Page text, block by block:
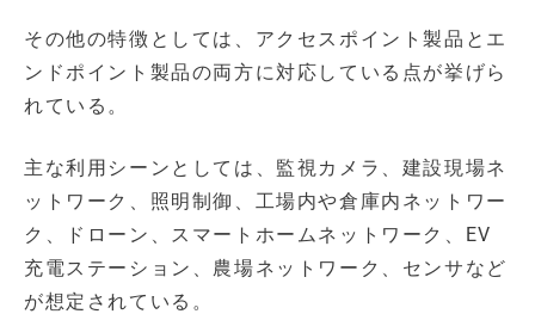
その他の特徴としては、アクセスポイント製品とエ
ンドポイント製品の両方に対応している点が挙げら
れている。
主な利用シーンとしては、監視カメラ、建設現場ネ
ットワーク、照明制御、工場内や倉庫内ネットワー
ク、ドローン、スマートホームネットワーク、EV
充電ステーション、農場ネットワーク、センサなど
が想定されている。